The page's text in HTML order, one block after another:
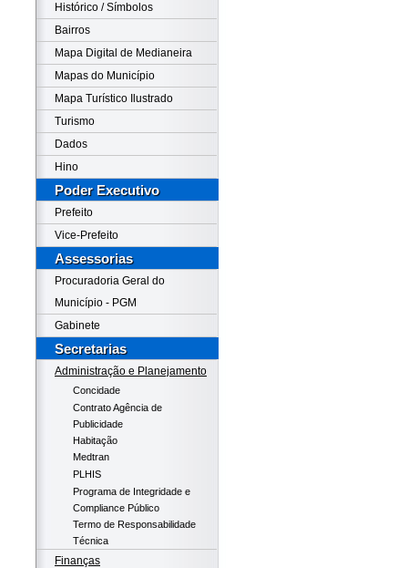
Histórico / Símbolos
Bairros
Mapa Digital de Medianeira
Mapas do Município
Mapa Turístico Ilustrado
Turismo
Dados
Hino
Poder Executivo
Prefeito
Vice-Prefeito
Assessorias
Procuradoria Geral do
Município - PGM
Gabinete
Secretarias
Administração e Planejamento
Concidade
Contrato Agência de
Publicidade
Habitação
Medtran
PLHIS
Programa de Integridade e
Compliance Público
Termo de Responsabilidade
Técnica
Finanças